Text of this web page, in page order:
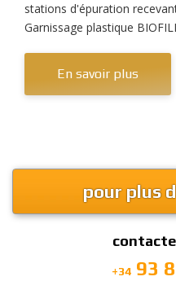
stations d'épuration
Garnissage plastique
En savoir plus
pour plus
+34 93